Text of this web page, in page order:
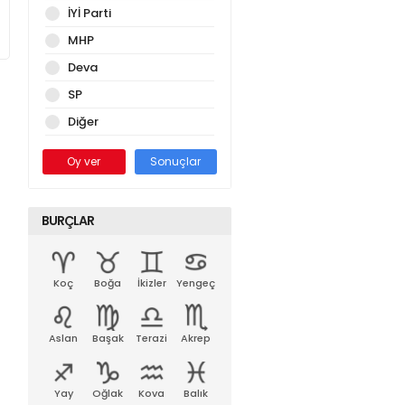
İYİ Parti
MHP
Deva
SP
Diğer
Oy ver Sonuçlar
BURÇLAR
Koç Boğa İkizler Yengeç
Aslan Başak Terazi Akrep
Yay Oğlak Kova Balık